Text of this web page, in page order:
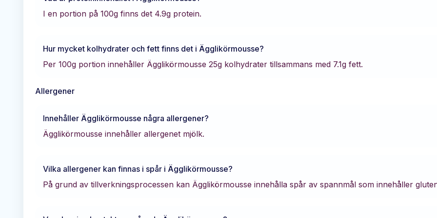
I en portion på 100g finns det 4.9g protein.
Hur mycket kolhydrater och fett finns det i Ägglikörmousse?
Per 100g portion innehåller Ägglikörmousse 25g kolhydrater tillsammans med 7.1g fett.
Allergener
Innehåller Ägglikörmousse några allergener?
Ägglikörmousse innehåller allergenet mjölk.
Vilka allergener kan finnas i spår i Ägglikörmousse?
På grund av tillverkningsprocessen kan Ägglikörmousse innehålla spår av spannmål som innehåller